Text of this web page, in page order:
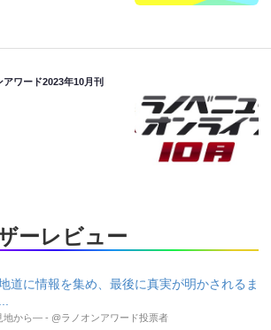
ワード2023年10月刊
ーレビュー
道に情報を集め、最後に真実が明かされるま
から― - @ラノオンアワード投票者